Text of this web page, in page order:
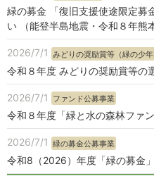
緑の募金 「復旧支援使途限定募
い （能登半島地震・令和８年熊
2026/7/1 みどりの奨励賞等（緑の少年
令和８年度 みどりの奨励賞等の
2026/7/1 ファンド公募事業
令和８年度「緑と水の森林ファ
2026/7/1 緑の募金公募事業
令和8（2026）年度「緑の募金